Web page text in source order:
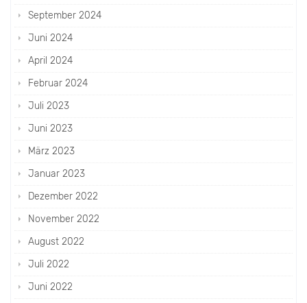
September 2024
Juni 2024
April 2024
Februar 2024
Juli 2023
Juni 2023
März 2023
Januar 2023
Dezember 2022
November 2022
August 2022
Juli 2022
Juni 2022